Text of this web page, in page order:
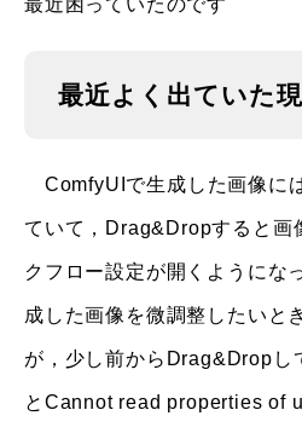
最近困っていたのです
最近よく出ていた
ComfyUIで生成した画像に
ていて，Drag&Dropすると画
クフロー設定が開くようにな
成した画像を微調整したいと
が，少し前からDrag&Dropし
と Cannot read properties of